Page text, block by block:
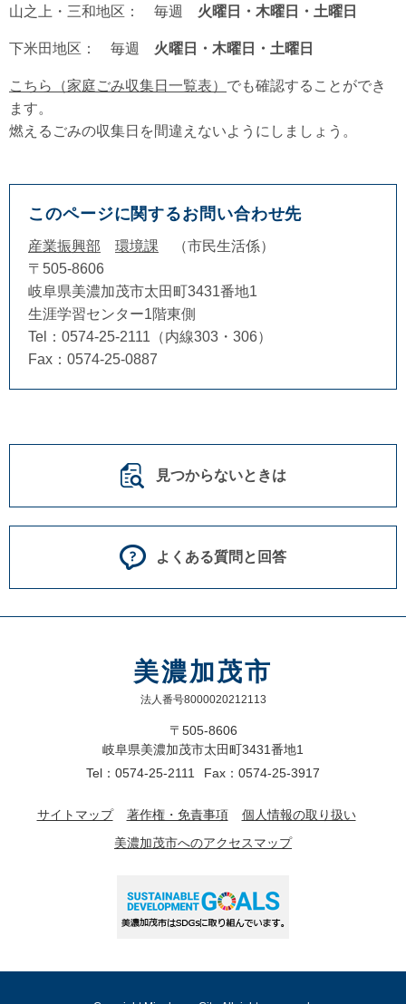
山之上・三和地区： 毎週 火曜日・木曜日・土曜日
下米田地区： 毎週 火曜日・木曜日・土曜日
こちら（家庭ごみ収集日一覧表） でも確認することができ
ます。
燃えるごみの収集日を間違えないようにしましょう。
このページに関するお問い合わせ先
産業振興部 環境課
市民生活係
〒505-8606
岐阜県美濃加茂市太田町3431番地1
生涯学習センター1階東側
Tel：0574-25-2111（内線303・306）
Fax：0574-25-0887
見つからないときは
よくある質問と回答
美濃加茂市
法人番号8000020212113
〒505-8606
岐阜県美濃加茂市太田町3431番地1
Tel：0574-25-2111
Fax：0574-25-3917
サイトマップ 著作権・免責事項
個人情報の取り扱い
美濃加茂市へのアクセスマップ